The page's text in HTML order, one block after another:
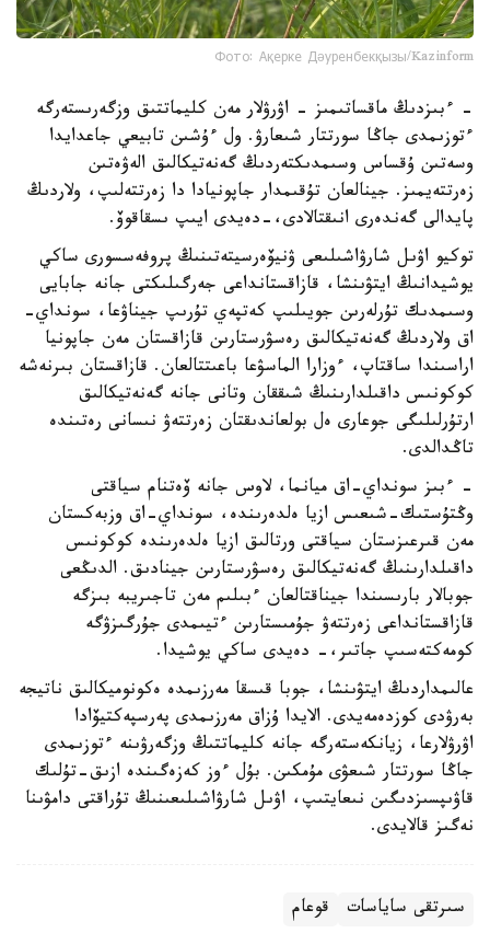
Фото: Ақерке Дәуренбекқызы/Kazinform
- ءبىزدىڭ ماقساتىمىز - اۋرۋلار مەن كليماتتىق وزگەرىستەرگە
ءتوزىمدى جاڭا سورتتار شىعارۋ. ول ءۇشىن تابيعي جاعدايدا
وسەتىن ۇقساس وسىمدىكتەردىڭ گەنەتيكالىق الەۋەتىن
زەرتتەيمىز. جينالعان تۇقىمدار جاپونيادا دا زەرتتەلىپ، ولاردىڭ
پايدالى گەندەرى انىقتالادى،-دەيدى ايىپ ىسقاقوۆ.
توكيو اۋىل شارۋاشىلىعى ۋنيۆەرسيتەتىنىڭ پروفەسسورى ساكي
يوشيدانىڭ ايتۋىنشا، قازاقستانداعى جەرگىلىكتى جانە جابايى
وسىمدىك تۇرلەرىن جويىلىپ كەتپەي تۇرىپ جيناۋعا، سونداي-
اق ولاردىڭ گەنەتيكالىق رەسۋرستارىن قازاقستان مەن جاپونيا
اراسىندا ساقتاپ، ءوزارا الماسۋعا باعىتتالعان. قازاقستان بىرنەشە
كوكونىس داقىلدارىنىڭ شىققان وتانى جانە گەنەتيكالىق
ارتۇرلىلىگى جوعارى ەل بولعاندىقتان زەرتتەۋ نىسانى رەتىندە
تاڭدالدى.
- ءبىز سونداي-اق ميانما، لاوس جانە ۆەتنام سياقتى
وڭتۇستىك-شىعىس ازيا ەلدەرىندە، سونداي-اق وزبەكستان
مەن قىرعىزستان سياقتى ورتالىق ازيا ەلدەرىندە كوكونىس
داقىلدارىنىڭ گەنەتيكالىق رەسۋرستارىن جينادىق. الدىڭعى
جوبالار بارىسىندا جيناقتالعان ءبىلىم مەن تاجىريبە بىزگە
قازاقستانداعى زەرتتەۋ جۇمىستارىن ءتيىمدى جۇرگىزۋگە
كومەكتەسىپ جاتىر،- دەيدى ساكي يوشيدا.
عالىمداردىڭ ايتۋىنشا، جوبا قىسقا مەرزىمدە ەكونوميكالىق ناتيجە
بەرۋدى كوزدەمەيدى. الايدا ۇزاق مەرزىمدى پەرسپەكتيۆادا
اۋرۋلارعا، زيانكەستەرگە جانە كليماتتىڭ وزگەرۋىنە ءتوزىمدى
جاڭا سورتتار شىعۋى مۇمكىن. بۇل ءوز كەزەگىندە ازىق-تۇلىك
قاۋىپسىزدىگىن نىعايتىپ، اۋىل شارۋاشىلىعىنىڭ تۇراقتى دامۋىنا
نەگىز قالايدى.
سىرتقى ساياسات قوعام